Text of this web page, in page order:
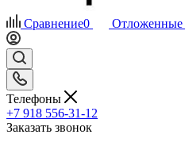
Сравнение0 Отложенные
Телефоны
+7 918 556-31-12
Заказать звонок